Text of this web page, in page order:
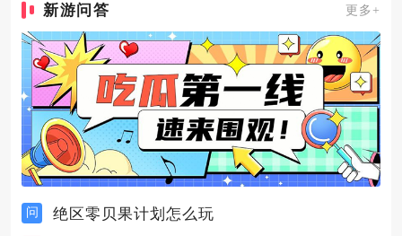
新游问答 更多+
问 绝区零贝果计划怎么玩